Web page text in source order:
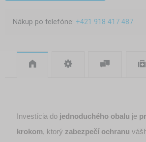
Nákup po telefóne: +421 918 417 487
Investícia do jednoduchého obalu je
krokom, ktorý zabezpečí ochranu